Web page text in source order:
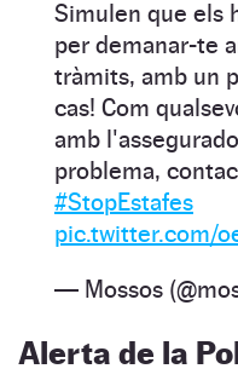
Simulen que els
per demanar-te
tràmits, amb un
cas! Com
amb
problema,
#StopEstafes
pic.twitter.com/
— Mossos
Alerta de la